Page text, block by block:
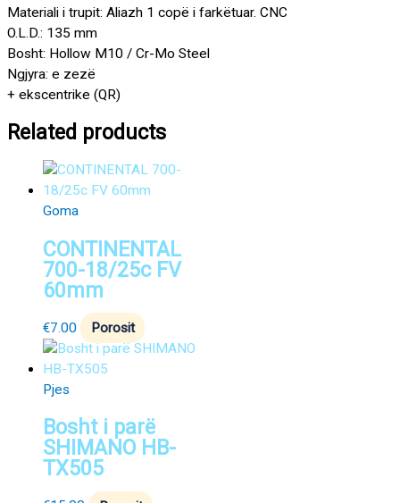
Materiali i trupit: Aliazh 1 copë i farkëtuar. CNC
O.L.D.: 135 mm
Bosht: Hollow M10 / Cr-Mo Steel
Ngjyra: e zezë
+ ekscentrike (QR)
Related products
Goma
CONTINENTAL
700-18/25c FV
60mm
€7.00 Porosit
Pjes
Bosht i parë
SHIMANO HB-
TX505